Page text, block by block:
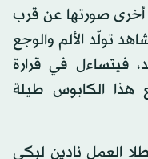
أخرى صورتها عن قرب
تولّد الألم والوجع
فيتساءل في قرارة
الكابوس طيلة
العمل نادين لبكي